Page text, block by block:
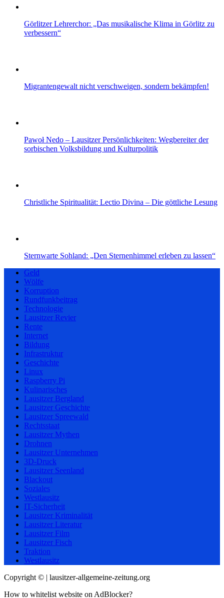
Görlitzer Lehrerchor: „Das musikalische Klima in Görlitz zu
verbessern“
Migrantengewalt nicht verschweigen, sondern bekämpfen!
Pawoł Nedo – Lausitzer Persönlichkeiten: Wegbereiter der
sorbischen Volksbildung und Kulturpolitik
Christliche Spiritualität: Lectio Divina – Die göttliche Lesung
Sternwarte Sohland: „Den Sternenhimmel erleben zu lassen“
Geld
Wölfe
Korruption
Rundfunkbeitrag
Technologie
Lausitzer Revier
Rente
Internet
Bildung
Infrastruktur
Geschichte
Linux
Raspberry Pi
Kulinarisches
Lausitzer Bergland
Lausitzer Geschichte
Lausitzer Spreewald
Rechtsstaat
Lausitzer Mythen
Drohnen
Lausitzer Unternehmen
3D-Druck
Lausitzer Seenland
Blackout
Soziales
Westlausitz
IT-Sicherheit
Lausitzer Kriminalität
Lausitzer Literatur
Lausitzer Film
Lausitzer Fisch
Traktion
Westlausitz
Copyright © | lausitzer-allgemeine-zeitung.org
How to whitelist website on AdBlocker?